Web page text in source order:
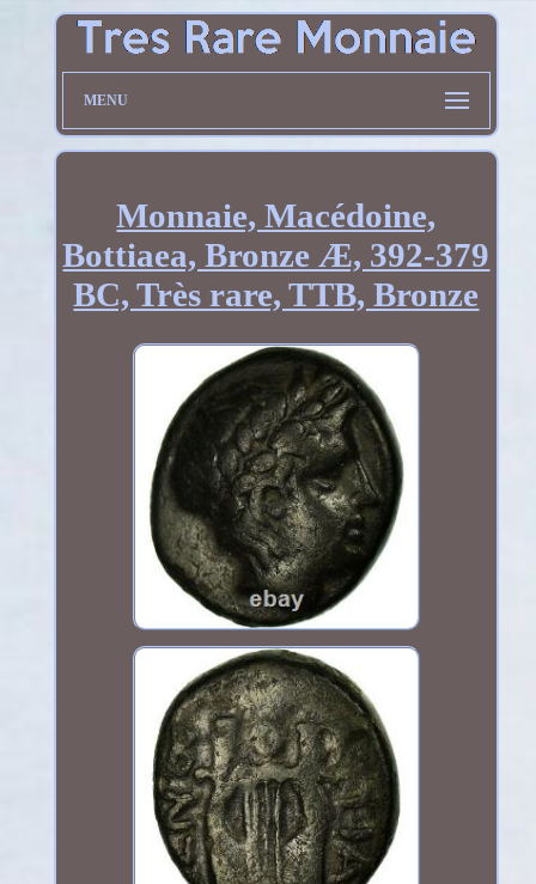
MENU
Monnaie, Macédoine,
Bottiaea, Bronze Æ, 392-379
BC, Très rare, TTB, Bronze